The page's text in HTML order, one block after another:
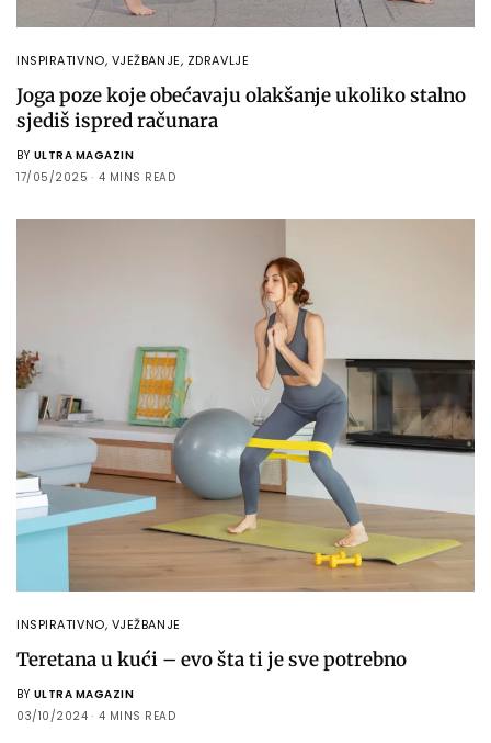
INSPIRATIVNO, VJEŽBANJE, ZDRAVLJE
Joga poze koje obećavaju olakšanje ukoliko stalno
sjediš ispred računara
BY ULTRA MAGAZIN
17/05/2025
4 MINS READ
INSPIRATIVNO, VJEŽBANJE
Teretana u kući – evo šta ti je sve potrebno
BY ULTRA MAGAZIN
03/10/2024
4 MINS READ